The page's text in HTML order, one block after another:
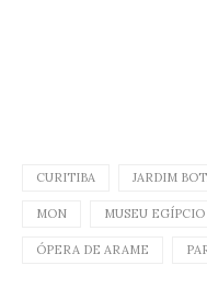
CURITIBA JARDIM
MON MUSEU EGÍPCIO
ÓPERA DE ARAME